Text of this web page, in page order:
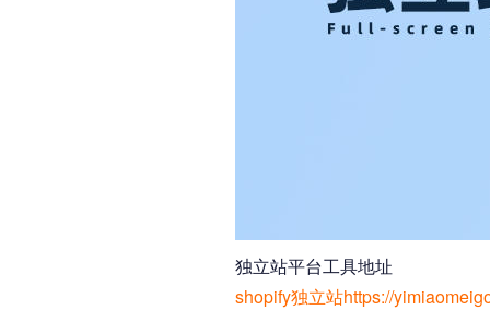
独立站平台工具地址
shopify独立站https://